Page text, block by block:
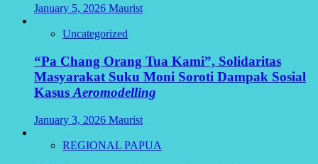
January 5, 2026 Maurist
Uncategorized
“Pa Chang Orang Tua Kami”, Solidaritas
Masyarakat Suku Moni Soroti Dampak Sosial
Kasus Aeromodelling
January 3, 2026 Maurist
REGIONAL PAPUA